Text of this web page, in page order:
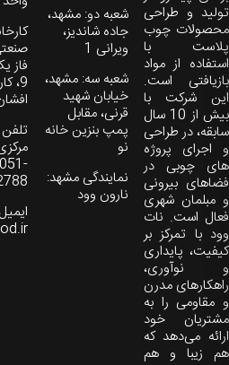
تولید و طراحی
محصولات چوب
پلاست با
استفاده از مواد
بازیافتی است.
این شرکت با
بیش از 10 سال
سابقه، در طراحی
و اجرای پروژه
های چوبی در
فضاهای بیرونی
و مبلمان شهری
فعال است. نات
وود با تمرکز بر
کیفیت، پایداری
و نوآوری،
راهکارهای مدرن
و مقاومی را به
مشتریان خود
ارائه می‌دهد که
هم زیبا و هم
شعبه دو: مشهد،
جاده شاندیز،
ویرانی 1
شعبه سه: مشهد،
خیابان شهید
قرنی، مقابل
پمپ بنزین خانه
نو
نمایندگی مشهد:
نارون وود
فاز
9،
051-